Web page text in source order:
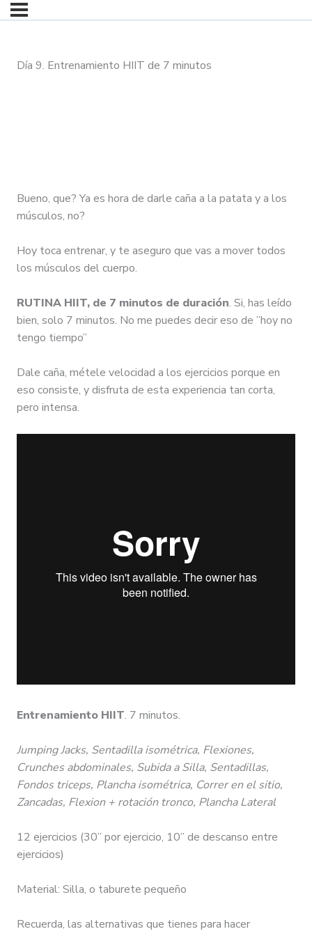
Día 9. Entrenamiento HIIT de 7 minutos
Bueno, que? Ya es hora de darle caña a la patata y a los
músculos, no?
Hoy toca entrenar, y te aseguro que vas a mover todos
los músculos del cuerpo.
RUTINA HIIT, de 7 minutos de duración. Si, has leído
bien, solo 7 minutos. No me puedes decir eso de ”hoy no
tengo tiempo”
Dale caña, métele velocidad a los ejercicios porque en
eso consiste, y disfruta de esta experiencia tan corta,
pero intensa.
Entrenamiento HIIT. 7 minutos.
Jumping Jacks, Sentadilla isométrica, Flexiones,
Crunches abdominales, Subida a Silla, Sentadillas,
Fondos triceps, Plancha isométrica, Correr en el sitio,
Zancadas, Flexion + rotación tronco, Plancha Lateral
12 ejercicios (30” por ejercicio, 10” de descanso entre
ejercicios)
Material: Silla, o taburete pequeño
Recuerda, las alternativas que tienes para hacer